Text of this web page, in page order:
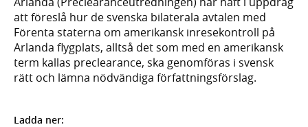
att föreslå hur de svenska bilaterala avtalen med
Förenta staterna om amerikansk inresekontroll på
Arlanda flygplats, alltså det som med en amerikansk
term kallas preclearance, ska genomföras i svensk
rätt och lämna nödvändiga författningsförslag.
Ladda ner: